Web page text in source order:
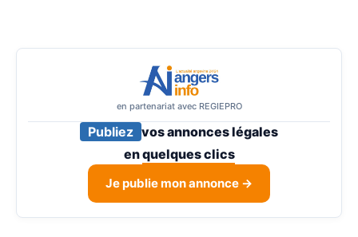
en partenariat avec REGIEPRO
Publiez vos annonces légales
enquelques clics
Je publie mon annonce →